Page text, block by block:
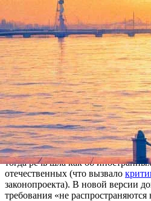
«Фонтанка» получила
по поводу появившейся ранее в
ограничить общее число сеансов
кинотеатрах 35 процентами. Как
законопроекта, опубликованного
ведомства, речь идет об
одного иностранного фильма в
Год назад Минкультуже
сеансов блокбастеров не более
тогда речь шла как об
отечественных (что вызвало
законопроекта). В новой версии
требования «не